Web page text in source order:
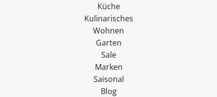
Küche
Kulinarisches
Wohnen
Garten
Sale
Marken
Saisonal
Blog